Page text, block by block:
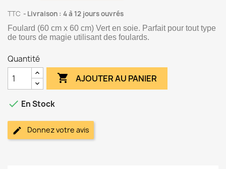
TTC Livraison : 4 à 12 jours ouvrés
Foulard (60 cm x 60 cm) Vert en soie. Parfait pour tout type
de tours de magie utilisant des foulards.
Quantité
 AJOUTER AU PANIER
 En Stock
Donnez votre avis